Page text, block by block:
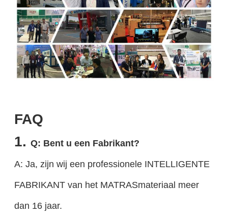
FAQ
1. Q: Bent u een Fabrikant?
A: Ja, zijn wij een professionele INTELLIGENTE
FABRIKANT van het MATRASmateriaal meer
dan 16 jaar.